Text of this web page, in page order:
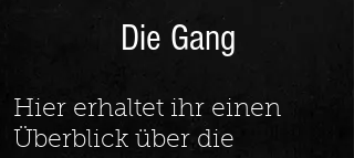
Die Gang
Hier erhaltet ihr einen
Überblick über die